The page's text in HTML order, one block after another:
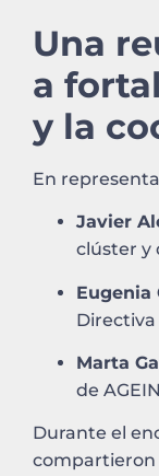
Una
a
y la
En
Javier
clúster y
Eugenia
Directiva
Marta
de
Durante el
compartieron